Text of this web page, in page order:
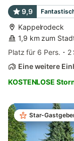
9,9
Kappelrodeck
1,9 km zum
Platz für 6 Pers.
2
Eine weitere
KOSTENLOSE
Star-